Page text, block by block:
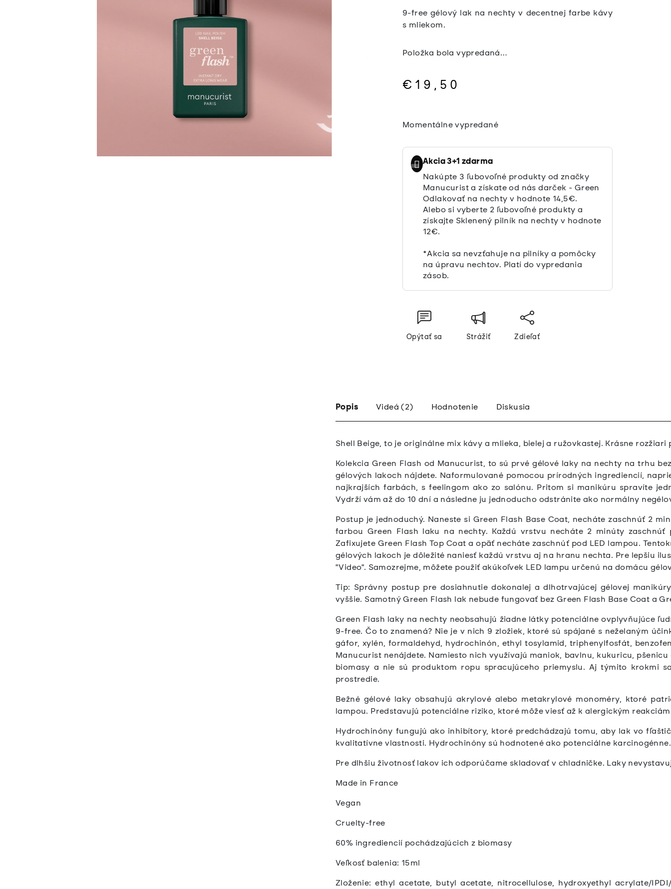
9-free gélový lak na nechty v decentnej farbe kávy
s mliekom.
Položka bola vypredaná…
€19,50
cena:
Momentálne vypredané
Akcia 3+1 zdarma
Nakúpte 3 ľubovoľné produkty od značky
Manucurist a získate od nás darček - Green
Odlakovať na nechty v hodnote 14,5€.
Alebo si vyberte 2 ľubovoľné produkty a
získajte Sklenený pilník na nechty v hodnote
12€.
*Akcia sa nevzťahuje na pilníky a pomôcky
na úpravu nechtov. Platí do vypredania
zásob.
Opýtať sa Strážiť Zdieľať
Popis Videá (2) Hodnotenie Diskusia
Shell Beige, to je originálne mix kávy a mlieka, bielej a ružovkastej. Krásne
Kolekcia Green Flash od Manucurist, to sú prvé gélové laky na nechty na trhu
gélových lakoch nájdete. Naformulované pomocou prírodných ingrediencií,
najkrajších farbách, s feelingom ako zo salónu. Pritom si manikúru spravíte
Vydrží vám až do 10 dní a následne ju jednoducho odstránite ako normálny
Postup je jednoduchý. Naneste si Green Flash Base Coat, necháte zaschnúť 2
farbou Green Flash laku na nechty. Každú vrstvu necháte 2 minúty zaschnúť
Zafixujete Green Flash Top Coat a opäť necháte zaschnúť pod LED lampou.
gélových lakoch je dôležité naniesť každú vrstvu aj na hranu nechta. Pre lepšiu
"Video". Samozrejme, môžete použiť akúkoľvek LED lampu určenú na domácu
Tip: Správny postup pre dosiahnutie dokonalej a dlhotrvajúcej gélovej
vyššie. Samotný Green Flash lak nebude fungovať bez Green Flash Base Coat a
Green Flash laky na nechty neobsahujú žiadne látky potenciálne ovplyvňujúce
9-free. Čo to znamená? Nie je v nich 9 zložiek, ktoré sú spájané s neželaným
gáfor, xylén, formaldehyd, hydrochinón, ethyl tosylamid, triphenylfosfát,
Manucurist nenájdete. Namiesto nich využívajú maniok, bavlnu, kukuricu,
biomasy a nie sú produktom ropu spracujúceho priemyslu. Aj týmito krokmi
prostredie.
Bežné gélové laky obsahujú akrylové alebo metakrylové monoméry, ktoré
lampou. Predstavujú potenciálne riziko, ktoré môže viesť až k alergickým
Hydrochinóny fungujú ako inhibítory, ktoré predchádzajú tomu, aby lak vo
kvalitatívne vlastnosti. Hydrochinóny sú hodnotené ako potenciálne karcinogénne.
Pre dlhšiu životnosť lakov ich odporúčame skladovať v chladničke. Laky
Made in France
Vegan
Cruelty-free
60% ingrediencií pochádzajúcich z biomasy
Veľkosť balenia: 15ml
Zloženie:ethyl acetate, butyl acetate, nitrocellulose, hydroxyethyl acrylate/